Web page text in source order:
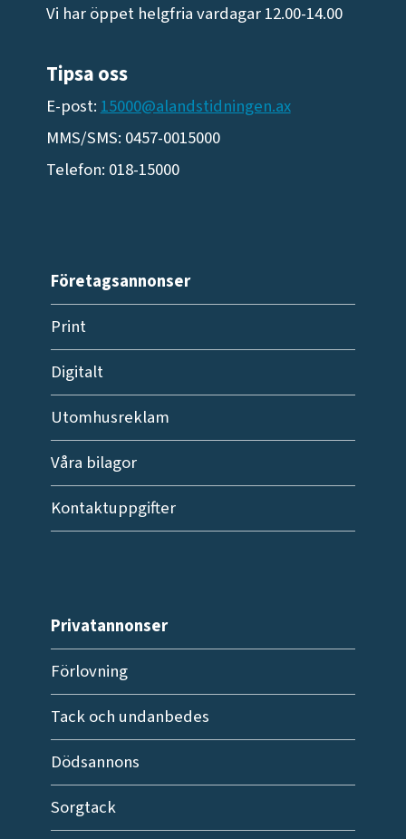
Vi har öppet helgfria vardagar 12.00-14.00
Tipsa oss
E-post: 15000@alandstidningen.ax
MMS/SMS: 0457-0015000
Telefon: 018-15000
Företagsannonser
Print
Digitalt
Utomhusreklam
Våra bilagor
Kontaktuppgifter
Privatannonser
Förlovning
Tack och undanbedes
Dödsannons
Sorgtack